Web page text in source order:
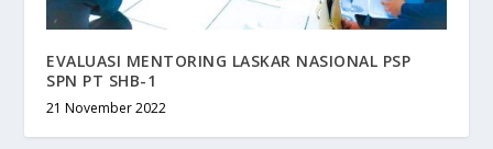
EVALUASI MENTORING LASKAR NASIONAL PSP
SPN PT SHB-1
21 November 2022